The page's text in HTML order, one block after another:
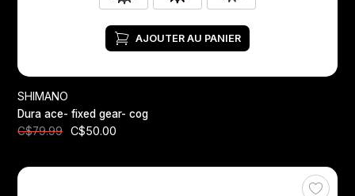
AJOUTER AU PANIER
SHIMANO
Dura ace- fixed gear- cog
C$79.99
C$50.00